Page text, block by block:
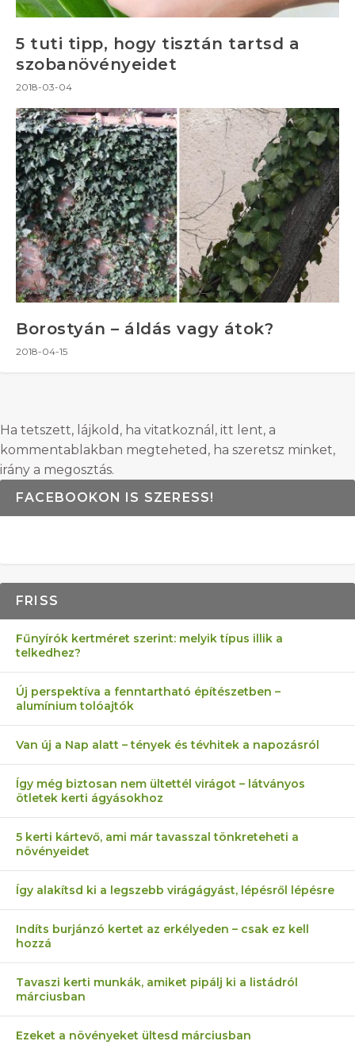
5 tuti tipp, hogy tisztán tartsd a
szobanövényeidet
2018-03-04
Borostyán – áldás vagy átok?
2018-04-15
Ha tetszett, lájkold, ha vitatkoznál, itt lent, a
kommentablakban megteheted, ha szeretsz minket,
irány a megosztás.
FACEBOOKON IS SZERESS!
FRISS
Fűnyírók kertméret szerint: melyik típus illik a
telkedhez?
Új perspektíva a fenntartható építészetben –
alumínium tolóajtók
Van új a Nap alatt – tények és tévhitek a napozásról
Így még biztosan nem ültettél virágot – látványos
ötletek kerti ágyásokhoz
5 kerti kártevő, ami már tavasszal tönkreteheti a
növényeidet
Így alakítsd ki a legszebb virágágyást, lépésről lépésre
Indíts burjánzó kertet az erkélyeden – csak ez kell
hozzá
Tavaszi kerti munkák, amiket pipálj ki a listádról
márciusban
Ezeket a növényeket ültesd márciusban